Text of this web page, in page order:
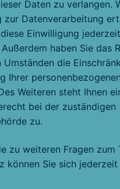
Daten zu verlangen.
zur Datenverarbeitung
Einwilligung
haben Sie das
Umständen die
Ihrer
Weiteren steht Ihnen
bei der zuständigen
zu.
zu weiteren Fragen zum
können Sie sich jederzeit